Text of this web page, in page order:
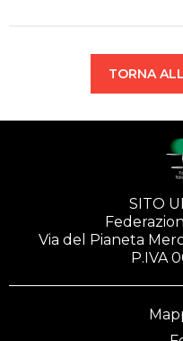
TORNA
SITO
Via del Pianeta
P.IVA